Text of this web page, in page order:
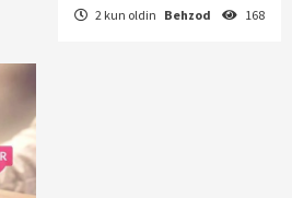
2 kun oldin Behzod 168